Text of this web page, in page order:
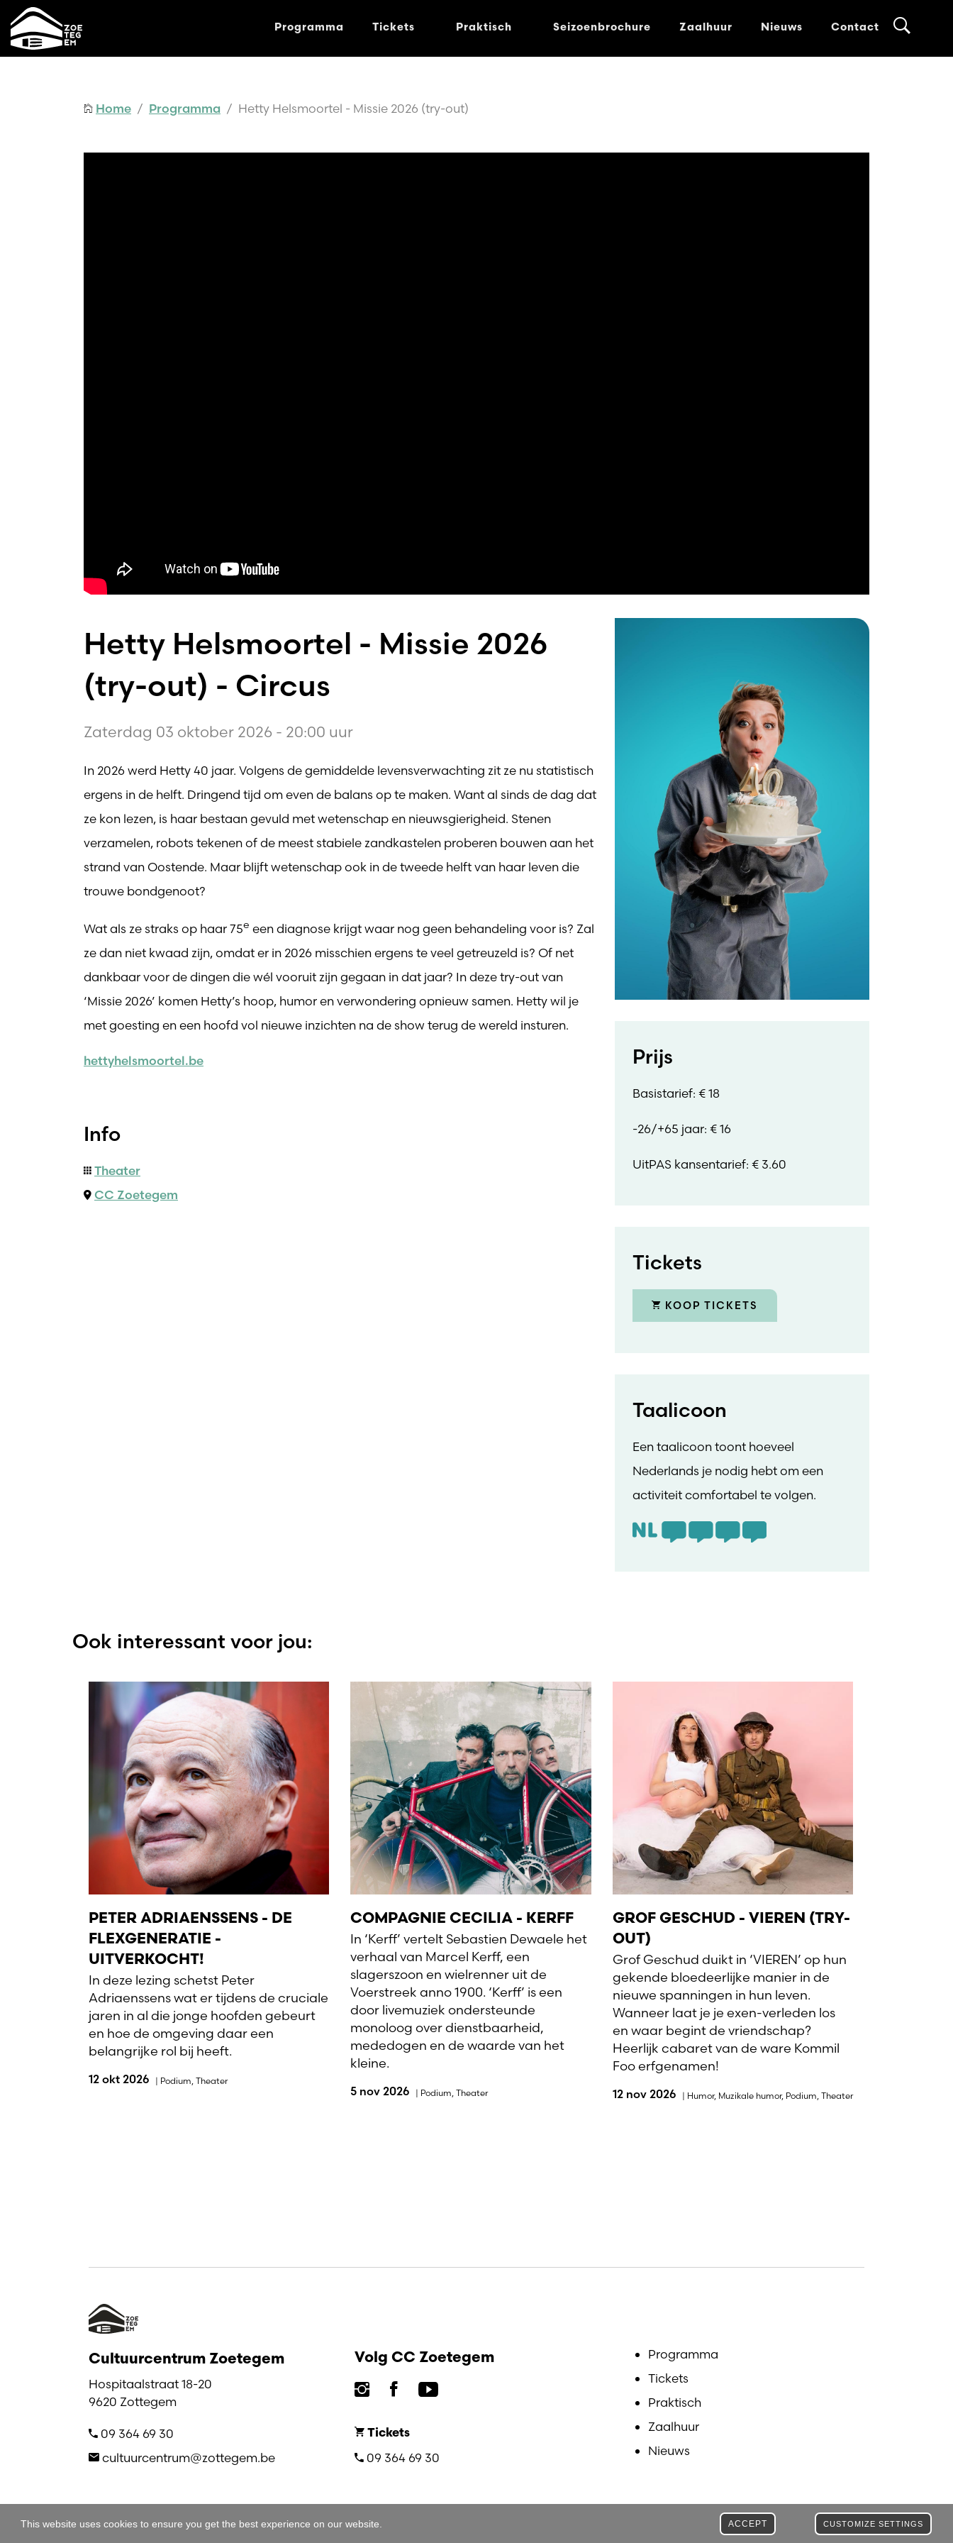
This website uses cookies to ensure you get the best experience on our website. CUSTOMIZE SETTINGS
ACCEPT
Programma Tickets Praktisch Seizoenbrochure Zaalhuur Nieuws Contact
Home / Programma / Hetty Helsmoortel - Missie 2026 (try-out)
Hetty Helsmoortel - Missie 2026
(try-out) - Circus
Zaterdag 03 oktober 2026 - 20:00 uur
In 2026 werd Hetty 40 jaar. Volgens de gemiddelde levensverwachting zit ze nu statistisch
ergens in de helft. Dringend tijd om even de balans op te maken. Want al sinds de dag dat
ze kon lezen, is haar bestaan gevuld met wetenschap en nieuwsgierigheid. Stenen
verzamelen, robots tekenen of de meest stabiele zandkastelen proberen bouwen aan het
strand van Oostende. Maar blijft wetenschap ook in de tweede helft van haar leven die
trouwe bondgenoot?
Wat als ze straks op haar 75e een diagnose krijgt waar nog geen behandeling voor is? Zal
ze dan niet kwaad zijn, omdat er in 2026 misschien ergens te veel getreuzeld is? Of net
dankbaar voor de dingen die wél vooruit zijn gegaan in dat jaar? In deze try-out van
‘Missie 2026’ komen Hetty’s hoop, humor en verwondering opnieuw samen. Hetty wil je
met goesting en een hoofd vol nieuwe inzichten na de show terug de wereld insturen.
hettyhelsmoortel.be
Info
Theater
CC Zoetegem
Prijs
Basistarief: € 18
-26/+65 jaar: € 16
UitPAS kansentarief: € 3.60
Tickets
KOOP TICKETS
Taalicoon
Een taalicoon toont hoeveel
Nederlands je nodig hebt om een
activiteit comfortabel te volgen.
Ook interessant voor jou:
PETER ADRIAENSSENS - DE
FLEXGENERATIE -
UITVERKOCHT!
In deze lezing schetst Peter
Adriaenssens wat er tijdens de cruciale
jaren in al die jonge hoofden gebeurt
en hoe de omgeving daar een
belangrijke rol bij heeft.
12 okt 2026 | Podium Theater
COMPAGNIE CECILIA - KERFF
In ‘Kerff’ vertelt Sebastien Dewaele het
verhaal van Marcel Kerff, een
slagerszoon en wielrenner uit de
Voerstreek anno 1900. ‘Kerff’ is een
door livemuziek ondersteunde
monoloog over dienstbaarheid,
mededogen en de waarde van het
kleine.
5 nov 2026 | Podium ,Theater
GROF GESCHUD - VIEREN (TRY-
OUT)
Grof Geschud duikt in ‘VIEREN’ op hun
gekende bloedeerlijke manier in de
nieuwe spanningen in hun leven.
Wanneer laat je je exen-verleden los
en waar begint de vriendschap?
Heerlijk cabaret van de ware Kommil
Foo erfgenamen!
12 nov 2026 | Humor, Muzikale humor, Podium Theater
Cultuurcentrum Zoetegem
Hospitaalstraat 18-20
9620 Zottegem
09 364 69 30
cultuurcentrum@zottegem.be
Volg CC Zoetegem
Tickets
09 364 69 30
Programma
Tickets
Praktisch
Zaalhuur
Nieuws